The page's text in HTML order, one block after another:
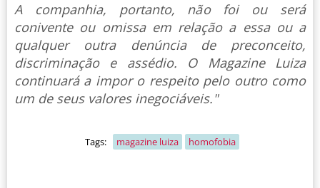
A companhia, portanto, não foi ou será
conivente ou omissa em relação a essa ou a
qualquer outra denúncia de preconceito,
discriminação e assédio. O Magazine Luiza
continuará a impor o respeito pelo outro como
um de seus valores inegociáveis."
Tags: magazine luiza homofobia